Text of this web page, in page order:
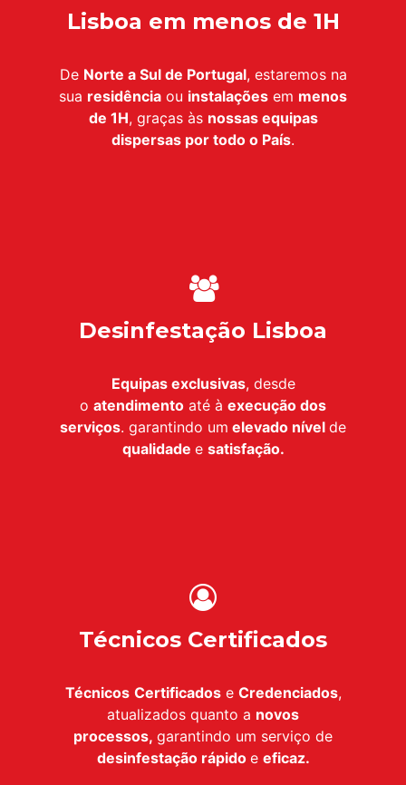
Lisboa em menos de 1H
De Norte a Sul de Portugal, estaremos na
sua residência ou instalações em menos
de 1H, graças às nossas equipas
dispersas por todo o País.
Desinfestação Lisboa
Equipas exclusivas, desde
o atendimento até à execução dos
serviços. garantindo um elevado nível de
qualidade e satisfação.
Técnicos Certificados
Técnicos Certificadose Credenciados,
atualizados quanto a novos
processos, garantindo um serviço de
desinfestaçãorápido e eficaz.